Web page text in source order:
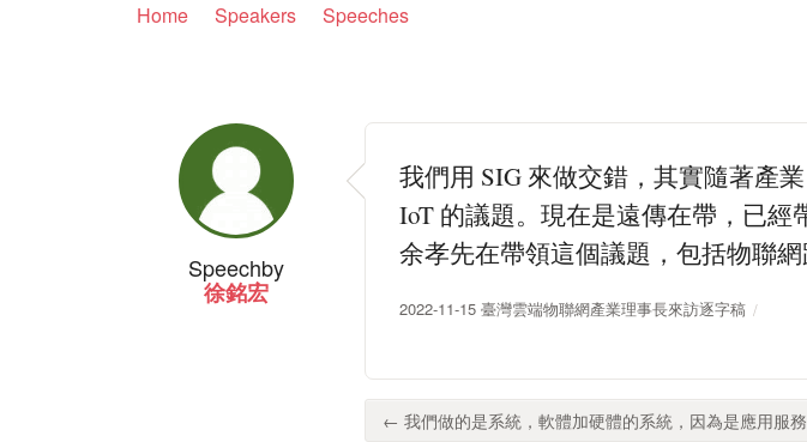
Home Speakers Speeches
Speechby
徐銘宏
我們用 SIG 來做交錯，其實隨著產
IoT 的議題。現在是遠傳在帶，已經
余孝先在帶領這個議題，包括物聯
2022-11-15 臺灣雲端物聯網產業理事長來訪逐字稿
← 我們做的是系統，軟體加硬體的系統，因為是應用服